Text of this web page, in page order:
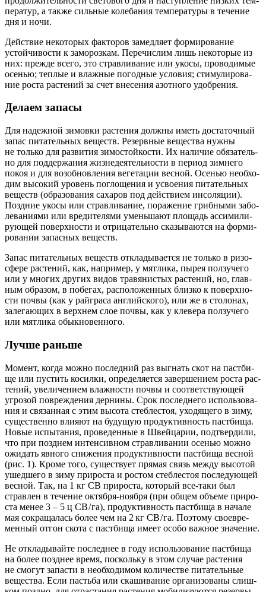
пе­ра­тур, а так­же силь­ные коле­ба­ния тем­пе­ра­ту­ры в тече­ние
дня и ночи.
Дей­ствие неко­то­рых фак­то­ров замед­ля­ет фор­ми­ро­ва­ние
устой­чи­во­сти к замо­роз­кам. Пере­чис­лим лишь неко­то­рые из
них: преж­де все­го, это страв­ли­ва­ние или уко­сы, про­во­ди­мые
осе­нью; теп­лые и влаж­ные погод­ные усло­вия; сти­му­ли­ро­ва­
ние роста рас­те­ний за счет вне­се­ния азот­но­го удобрения.
Делаем запасы
Для надеж­ной зимов­ки рас­те­ния долж­ны иметь доста­точ­ный
запас пита­тель­ных веществ. Резерв­ные веще­ства нуж­ны
не толь­ко для раз­ви­тия зимо­стой­ко­сти. Их нали­чие обя­за­тель­
но для под­дер­жа­ния жиз­не­де­я­тель­но­сти в пери­од зим­не­го
покоя и для воз­об­нов­ле­ния веге­та­ции вес­ной. Осе­нью необ­хо­
дим высо­кий уро­вень погло­ще­ния и усво­е­ния пита­тель­ных
веществ (обра­зо­ва­ния саха­ров под дейст­вием инсо­ля­ции).
Позд­ние уко­сы или страв­ли­ва­ние, пора­же­ние гриб­ны­ми забо­
ле­ва­ни­я­ми или вре­ди­те­ля­ми умень­ша­ют пло­щадь асси­ми­ли­
ру­ю­щей поверх­но­сти и отри­ца­тель­но ска­зы­ва­ют­ся на фор­ми­
ро­ва­нии запас­ных веществ.
Запас пита­тель­ных веществ откла­ды­ва­ет­ся не толь­ко в ризо­
сфе­ре рас­те­ний, как, напри­мер, у мят­ли­ка, пырея пол­зу­че­го
или у мно­гих дру­гих видов тра­вя­ни­стых рас­те­ний, но, глав­
ным обра­зом, в побе­гах, рас­по­ло­жен­ных близ­ко к поверх­но­
сти поч­вы (как у рай­гра­са англий­ско­го), или же в сто­ло­нах,
зале­га­ю­щих в верх­нем слое поч­вы, как у кле­ве­ра пол­зу­че­го
или мят­ли­ка обыкновенного.
Лучше раньше
Момент, когда мож­но послед­ний раз выгнать скот на паст­би­
ще или пустить косил­ки, опре­де­ля­ет­ся завер­ше­ни­ем роста рас­
те­ний, уве­ли­че­ни­ем влаж­но­сти поч­вы и соот­вет­ству­ю­щей
угро­зой повреж­дения дер­ни­ны. Срок послед­не­го исполь­зо­ва­
ния и свя­зан­ная с этим высо­та стеб­ле­стоя, ухо­дя­ще­го в зиму,
суще­ствен­но вли­я­ют на буду­щую про­дук­тив­ность паст­би­ща.
Новые испы­та­ния, прове­денные в Швей­ца­рии, под­твер­ди­ли,
что при позд­нем интен­сив­ном страв­ли­ва­нии осе­нью мож­но
ожи­дать явно­го сни­же­ния про­дук­тив­но­сти паст­би­ща вес­ной
(рис. 1). Кро­ме того, суще­ству­ет пря­мая связь меж­ду высо­той
ушед­ше­го в зиму при­ро­ста и рос­том стеб­ле­стоя после­ду­ю­щей
вес­ной. Так, на 1 кг СВ при­ро­ста, кото­рый все‑таки был
страв­лен в тече­ние октяб­ря-нояб­ря (при общем объ­е­ме при­ро­
ста менее 3 – 5 ц СВ / га), про­дук­тив­ность паст­би­ща в нача­ле
мая сокра­щалась более чем на 2 кг СВ / га. Поэто­му свое­вре­
мен­ный отгон ско­та с паст­би­ща име­ет осо­бо важ­ное значение.
Не откла­ды­вай­те послед­нее в году исполь­зо­ва­ние паст­би­ща
на более позд­нее вре­мя, посколь­ку в этом слу­чае рас­те­ния
не смо­гут запа­сти в необ­хо­ди­мом коли­честве пита­тель­ные
веще­ства. Если пасть­ба или ска­ши­ва­ние орга­ни­зо­ва­ны слиш­